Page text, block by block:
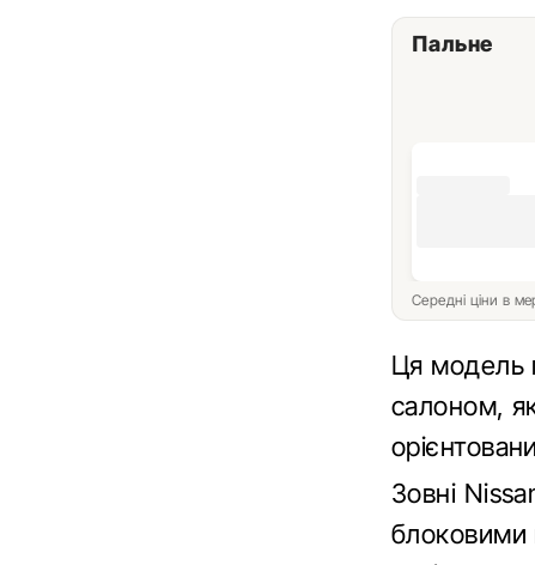
Пальне
Середні ціни в
Ця модель
салоном,
Зовні
блоковими